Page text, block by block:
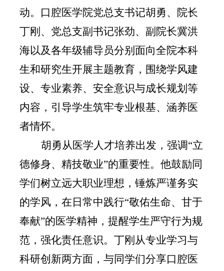
动。口腔医学院党总支书记胡勇、院长
丁刚、党总支副书记张劲、副院长冀洪
海以及各年级辅导员分别面向全院本科
生和研究生开展主题教育，围绕学风建
设、专业素养、安全意识与成长规划等
内容，引导学生筑牢专业根基、涵养医
者情怀。
胡勇从医学人才培养出发，强调“立
德修身、精技敬业”的重要性。他鼓励同
学们树立远大职业理想，锤炼严谨务实
的学风，在日常中践行“敬佑生命、甘于
奉献”的医学精神，提醒学生严守行为规
范，强化责任意识。丁刚从专业学习与
科研创新两方面，与同学们分享口腔医